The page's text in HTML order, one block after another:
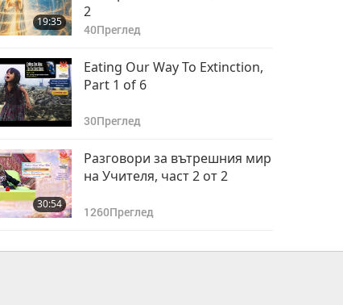
19:35
2
40Преглед
Eating Our Way To Extinction,
Part 1 of 6
30Преглед
30:54
Разговори за вътрешния мир
на Учителя, част 2 от 2
1260Преглед